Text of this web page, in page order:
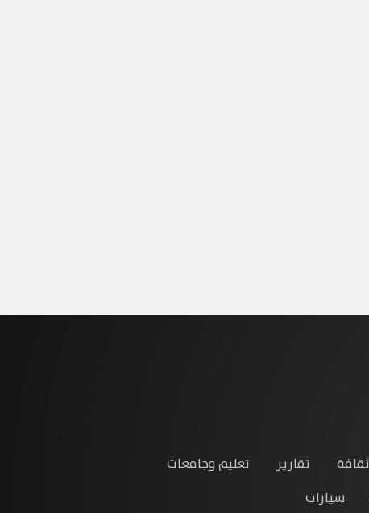
تقارير
تعليم وجامعات
سيارات